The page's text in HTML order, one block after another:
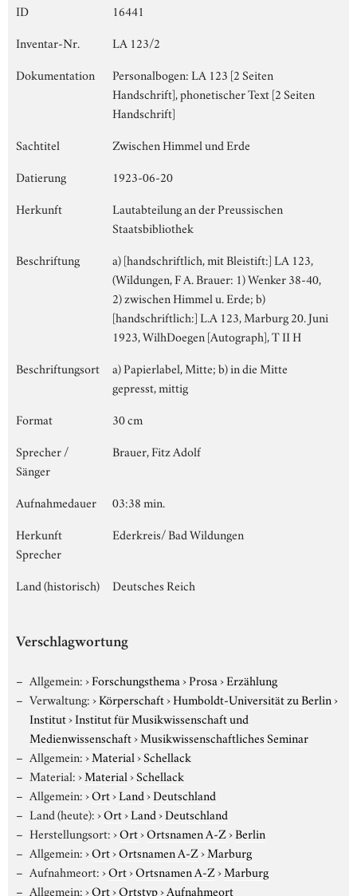
ID
16441
Inventar-Nr.
LA 123/2
Dokumentation
Personalbogen: LA 123 [2 Seiten
Handschrift], phonetischer Text [2 Seiten
Handschrift]
Sachtitel
Zwischen Himmel und Erde
Datierung
1923-06-20
Herkunft
Lautabteilung an der Preussischen
Staatsbibliothek
Beschriftung
a) [handschriftlich, mit Bleistift:] LA 123,
(Wildungen, F A. Brauer: 1) Wenker 38-40,
2) zwischen Himmel u. Erde; b)
[handschriftlich:] L.A 123, Marburg 20. Juni
1923, WilhDoegen [Autograph], T II H
Beschriftungsort
a) Papierlabel, Mitte; b) in die Mitte
gepresst, mittig
Format
30 cm
Sprecher /
Sänger
Brauer, Fitz Adolf
Aufnahmedauer
03:38 min.
Herkunft
Sprecher
Ederkreis/ Bad Wildungen
Land (historisch) Deutsches Reich
Verschlagwortung
Allgemein:›Forschungsthema›Prosa›Erzählung
Verwaltung:›Körperschaft›Humboldt-Universität zu Berlin›
Institut›Institut für Musikwissenschaft und
Medienwissenschaft›Musikwissenschaftliches Seminar
Allgemein:›Material›Schellack
Material:›Material›Schellack
Allgemein:›Ort›Land›Deutschland
Land (heute):›Ort›Land›Deutschland
Herstellungsort:›Ort›Ortsnamen A-Z›Berlin
Allgemein:›Ort›Ortsnamen A-Z›Marburg
Aufnahmeort:›Ort›Ortsnamen A-Z›Marburg
Allgemein:›Ort›Ortstyp›Aufnahmeort